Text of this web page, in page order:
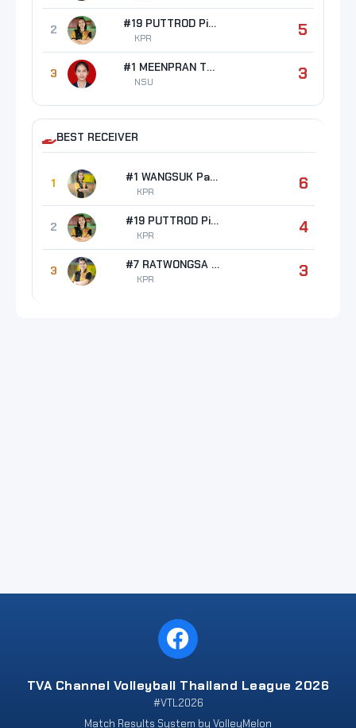
2 #19 PUTTROD Piyawan
KPR 5
3 #1 MEENPRAN Thidarat
NSU 3
BEST RECEIVER
1 #1 WANGSUK Panisara
KPR 6
2 #19 PUTTROD Piyawan
KPR 4
3 #7 RATWONGSA Phatcharaphon
KPR 3
TVA Channel Volleyball Thailand League 2026
#VTL2026
Match Results System by VolleyMelon